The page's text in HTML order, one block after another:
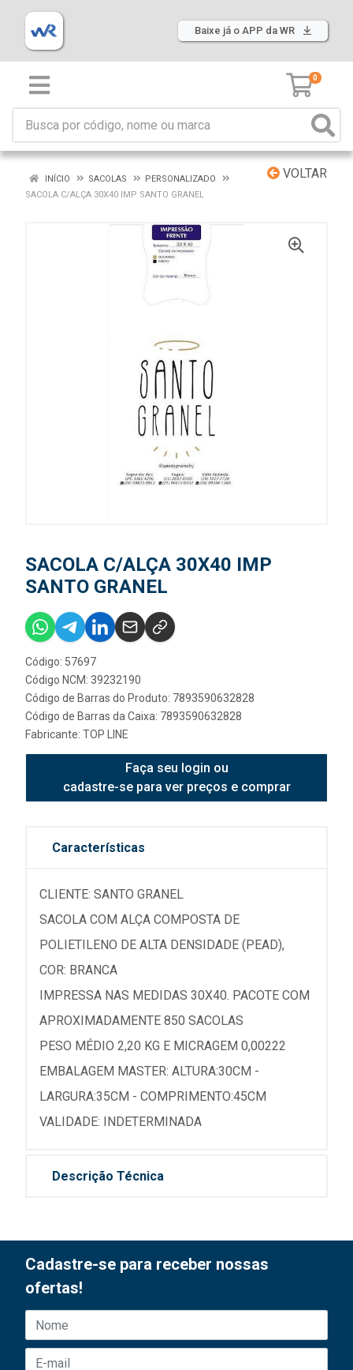
Baixe já o APP da WR
0
VOLTAR
INÍCIO SACOLAS
PERSONALIZADO
SACOLA C/ALÇA 30X40 IMP SANTO GRANEL
SACOLA C/ALÇA 30X40 IMP
SANTO GRANEL
Código: 57697
Código NCM: 39232190
Código de Barras do Produto: 7893590632828
Código de Barras da Caixa: 7893590632828
Fabricante: TOP LINE
Faça seu login ou
cadastre-se para ver preços e comprar
Características
CLIENTE: SANTO GRANEL
SACOLA COM ALÇA COMPOSTA DE
POLIETILENO DE ALTA DENSIDADE (PEAD),
COR: BRANCA
IMPRESSA NAS MEDIDAS 30X40. PACOTE COM
APROXIMADAMENTE 850 SACOLAS
PESO MÉDIO 2,20 KG E MICRAGEM 0,00222
EMBALAGEM MASTER: ALTURA:30CM -
LARGURA:35CM - COMPRIMENTO:45CM
VALIDADE: INDETERMINADA
Descrição Técnica
Cadastre-se para receber nossas
ofertas!